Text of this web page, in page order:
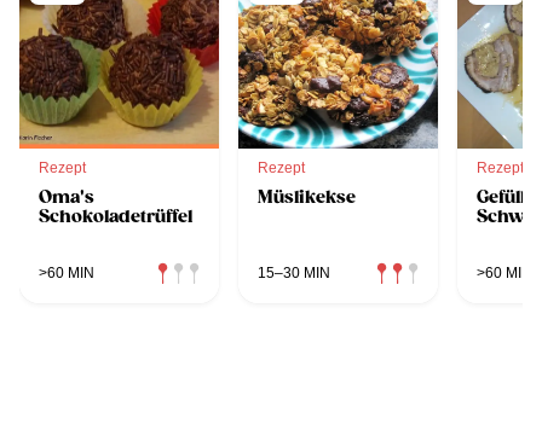
Rezept
Oma's
Schokoladetrüffel
>60 MIN
Rezept
Müslikekse
15–30 MIN
Rezept
>60 MIN